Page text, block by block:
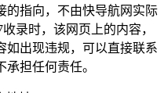
的指向，不由快导航网实际
录时，该网页上的内容，
如出现违规，可以直接联系
担任何责任。